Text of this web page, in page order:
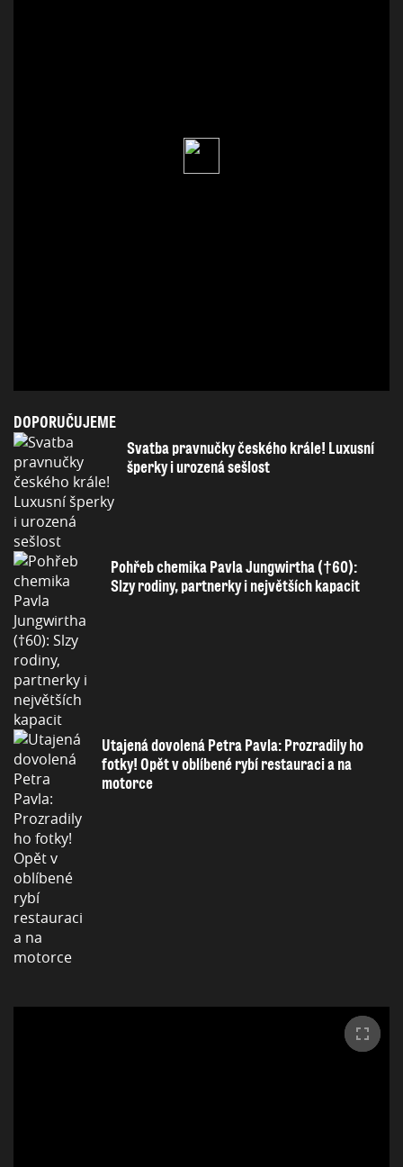
DOPORUČUJEME
Svatba pravnučky českého krále! Luxusní
šperky i urozená sešlost
Pohřeb chemika Pavla Jungwirtha (†60):
Slzy rodiny, partnerky i největších kapacit
Utajená dovolená Petra Pavla: Prozradily ho
fotky! Opět v oblíbené rybí restauraci a na
motorce